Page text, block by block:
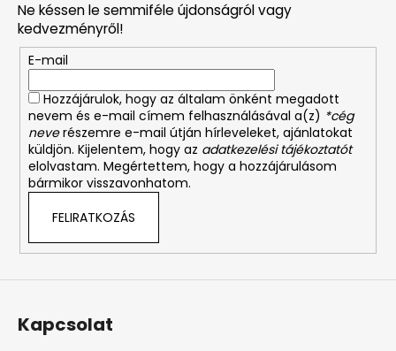
Ne késsen le semmiféle újdonságról vagy
kedvezményről!
E-mail
Hozzájárulok, hogy az általam önként megadott
nevem és e-mail címem felhasználásával a(z) *cég
neverészemre e-mail útján hírleveleket, ajánlatokat
küldjön. Kijelentem, hogy az adatkezelési tájékoztatót
elolvastam. Megértettem, hogy a hozzájárulásom
bármikor visszavonhatom.
FELIRATKOZÁS
Kapcsolat